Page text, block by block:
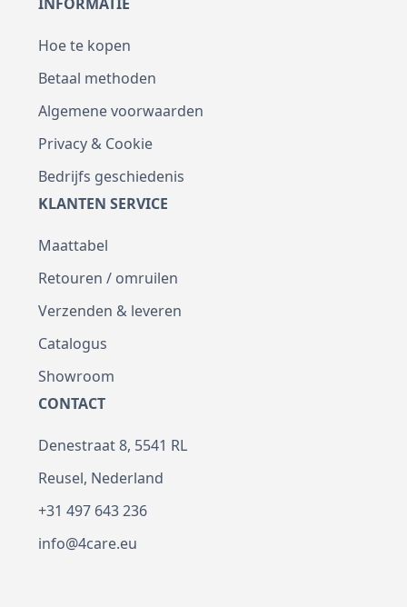
Hoe te kopen
Betaal methoden
Algemene voorwaarden
Privacy & Cookie
Bedrijfs geschiedenis
KLANTEN SERVICE
Maattabel
Retouren / omruilen
Verzenden & leveren
Catalogus
Showroom
CONTACT
Denestraat 8, 5541 RL
Reusel, Nederland
+31 497 643 236
info@4care.eu